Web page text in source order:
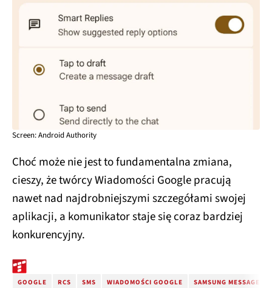
Screen: Android Authority
Choć może nie jest to fundamentalna zmiana,
cieszy, że twórcy Wiadomości Google pracują
nawet nad najdrobniejszymi szczegółami swojej
aplikacji, a komunikator staje się coraz bardziej
konkurencyjny.
GOOGLE RCS SMS WIADOMOŚCI GOOGLE SAMSUNG MESSAGES